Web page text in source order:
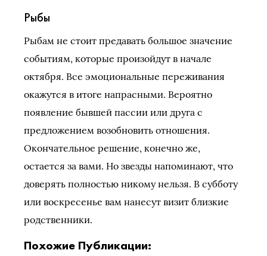
Рыбы
Рыбам не стоит предавать большое значение
событиям, которые произойдут в начале
октября. Все эмоциональные переживания
окажутся в итоге напрасными. Вероятно
появление бывшей пассии или друга с
предложением возобновить отношения.
Окончательное решение, конечно же,
остается за вами. Но звезды напоминают, что
доверять полностью никому нельзя. В субботу
или воскресенье вам нанесут визит близкие
родственники.
Похожие Публикации: